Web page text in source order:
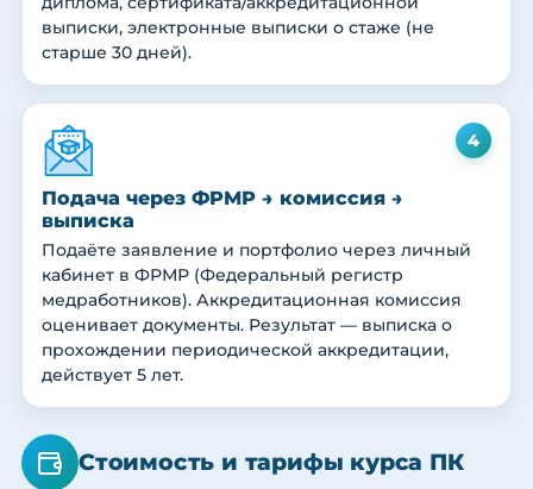
выписки, электронные выписки о стаже (не
старше 30 дней).
4
Подача через ФРМР → комиссия →
выписка
Подаёте заявление и портфолио через личный
кабинет в ФРМР (Федеральный регистр
медработников). Аккредитационная комиссия
оценивает документы. Результат — выписка о
прохождении периодической аккредитации,
действует 5 лет.
Стоимость и тарифы курса ПК